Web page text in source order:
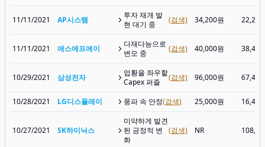
11/11/2021 AP시스템
투자 재개 발
현 대기 중
(검색) 34,200원
11/11/2021 에스에프에이
다재다능으로
변모 중
(검색) 40,000원
10/29/2021 삼성전자
업황을 좌우할
Capex 퍼즐
(검색) 96,000원
10/28/2021 LG디스플레이 풍파 속 안정(검색) 25,000원
10/27/2021 SK하이닉스
미약하게 발견
된 긍정적 변
화
(검색) NR